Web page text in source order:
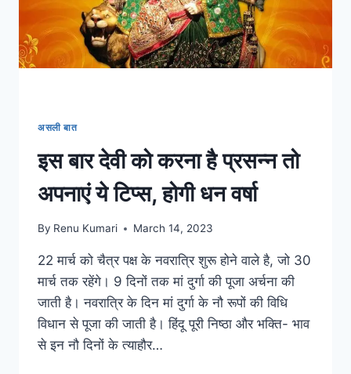
का
पानी,
बढ़ेगें
दुगनी
असली बात
इस बार देवी को करना है प्रसन्न तो
अपनाएं ये टिप्स, होगी धन वर्षा
By Renu Kumari March 14, 2023
22 मार्च को चैत्र पक्ष के नवरात्रि शुरू होने वाले है, जो 30
मार्च तक रहेंगे। 9 दिनों तक मां दुर्गा की पूजा अर्चना की
जाती है। नवरात्रि के दिन मां दुर्गा के नौ रूपों की विधि
विधान से पूजा की जाती है। हिंदू पूरी निष्ठा और भक्ति- भाव
से इन नौ दिनों के त्याहौर…